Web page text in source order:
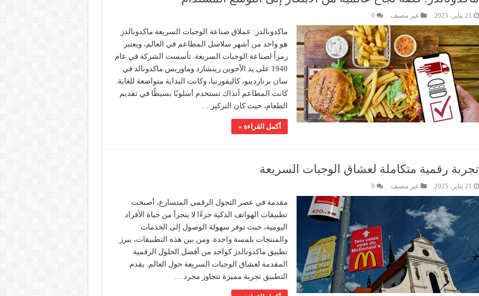
21 يناير، 2025 غير مصنف 0
ماكدونالدز: عملاق صناعة الوجبات السريعة ماكدونالدز
هو واحد من أشهر سلاسل المطاعم في العالم، ويعتبر
رمزاً لصناعة الوجبات السريعة. تأسست الشركة في عام
1940 على يد الأخوين ريتشارد وماوريس ماكدونالد في
سان برناردينو، كاليفورنيا، وكانت البداية متواضعة للغاية.
كانت المطاعم آنذاك تستخدم أسلوبًا بسيطًا في تقديم
الطعام، حيث كان التركيز …
أكمل القراءة »
تجربة رقمية متكاملة لعشاق الوجبات السريعة
21 يناير، 2025 غير مصنف 0
مقدمة في عصر التحول الرقمي المتسارع، أصبحت
تطبيقات الهواتف الذكية جزءًا لا يتجزأ من حياة الأفراد
اليومية، حيث توفر سهولة الوصول إلى الخدمات
والمنتجات بلمسة واحدة. ومن بين هذه التطبيقات، يبرز
تطبيق ماكدونالدز كواحد من أفضل الحلول الرقمية
المقدمة لعشاق الوجبات السريعة حول العالم. يقدم
التطبيق تجربة مميزة تتجاوز مجرد …